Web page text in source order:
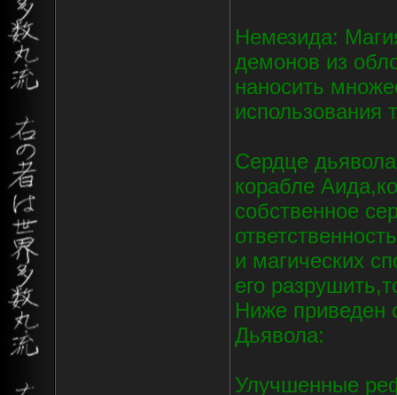
Немезида:
демонов из
наносить
использования
Сердце
корабле
собственное
и магических
его
Ниже приведен
Дьявола:
Улучшенные